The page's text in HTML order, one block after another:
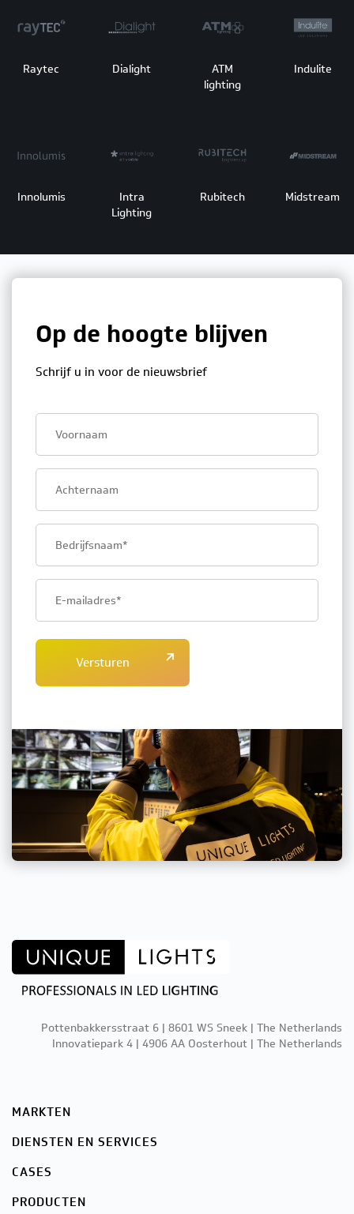
Raytec Dialight
ATM
lighting
Indulite
Innolumis
Intra
Lighting
Rubitech Midstream
Op de hoogte blijven
Schrijf u in voor de nieuwsbrief
name
name
Company
name
address
Pottenbakkersstraat 6 | 8601 WS Sneek | The Netherlands
Innovatiepark 4 | 4906 AA Oosterhout | The Netherlands
MARKTEN
DIENSTEN EN SERVICES
CASES
PRODUCTEN